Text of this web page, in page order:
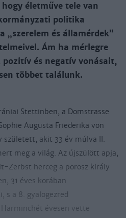
életműve tele van
politika
„szerelem és államérdek”
Ám ha mérlegre
és negatív vonásait,
többet találunk.
Stettinben, a Domstrasse
Augusta Friederika von
akit 33 év múlva II.
meg a világ. Az újszülött apja,
Zerbst herceg a porosz király
31 éves korában
s a 8. gyalogezred
évesen vette